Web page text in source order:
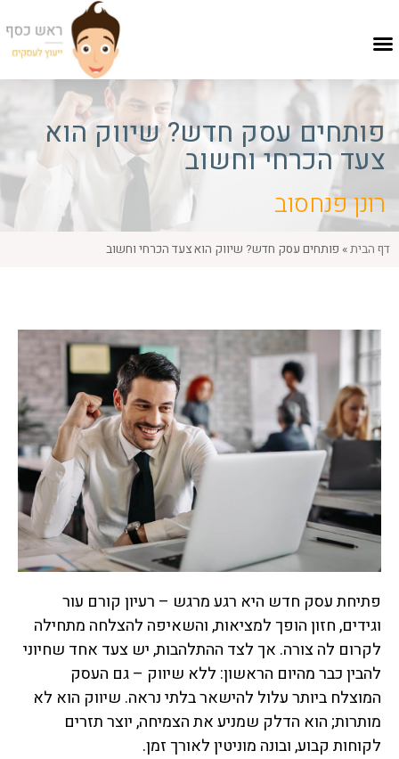
פותחים עסק חדש? שיווק הוא
צעד הכרחי וחשוב
רונן פנחסוב
דף הבית» פותחים עסק חדש? שיווק הוא צעד הכרחי וחשוב
פתיחת עסק חדש היא רגע מרגש – רעיון קורם עור
וגידים, חזון הופך למציאות, והשאיפה להצלחה מתחילה
לקרום לה צורה. אך לצד ההתלהבות, יש צעד אחד שחיוני
להבין כבר מהיום הראשון: ללא שיווק – גם העסק
המוצלח ביותר עלול להישאר בלתי נראה. שיווק הוא לא
מותרות; הוא הדלק שמניע את הצמיחה, יוצר תזרים
לקוחות קבוע, ובונה מוניטין לאורך זמן.